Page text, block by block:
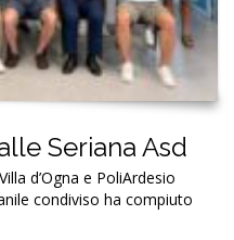
Seriana Asd
d’Ogna e PoliArdesio
condiviso ha compiuto